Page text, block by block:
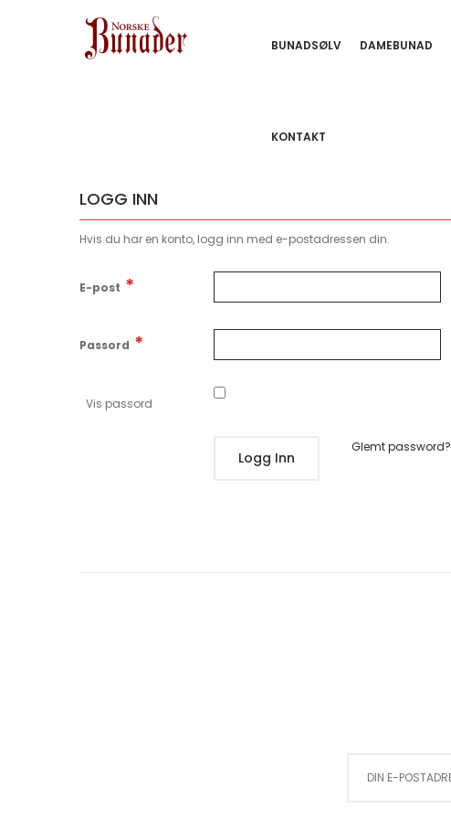
BUNADSØLV DAMEBUNAD
KONTAKT
LOGG INN
Hvis du har en konto, logg inn med e-postadressen din.
E-post
Passord
Vis passord
Logg Inn
Glemt password?